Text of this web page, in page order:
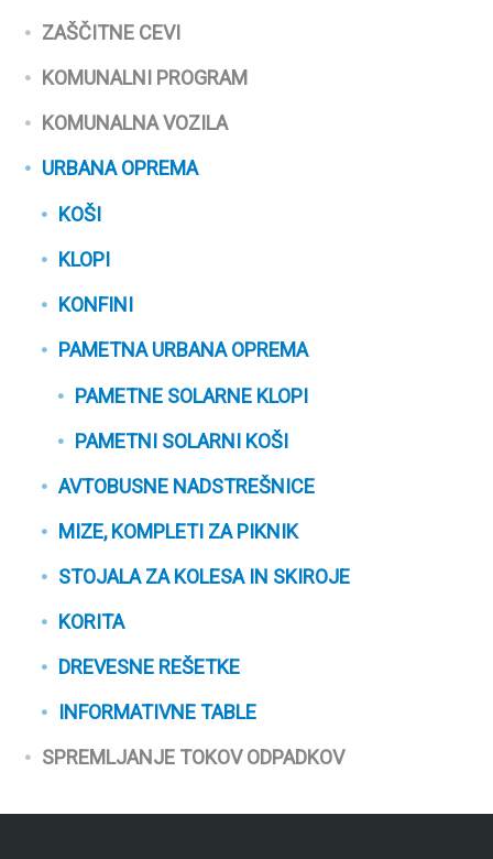
ZAŠČITNE CEVI
KOMUNALNI PROGRAM
KOMUNALNA VOZILA
URBANA OPREMA
KOŠI
KLOPI
KONFINI
PAMETNA URBANA OPREMA
PAMETNE SOLARNE KLOPI
PAMETNI SOLARNI KOŠI
AVTOBUSNE NADSTREŠNICE
MIZE, KOMPLETI ZA PIKNIK
STOJALA ZA KOLESA IN SKIROJE
KORITA
DREVESNE REŠETKE
INFORMATIVNE TABLE
SPREMLJANJE TOKOV ODPADKOV